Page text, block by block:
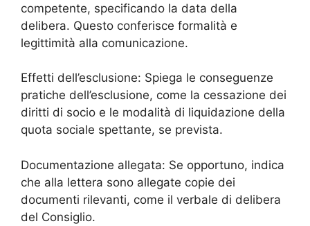
competente, specificando la data della
delibera. Questo conferisce formalità e
legittimità alla comunicazione.
Effetti dell’esclusione: Spiega le conseguenze
pratiche dell’esclusione, come la cessazione dei
diritti di socio e le modalità di liquidazione della
quota sociale spettante, se prevista.
Documentazione allegata: Se opportuno, indica
che alla lettera sono allegate copie dei
documenti rilevanti, come il verbale di delibera
del Consiglio.